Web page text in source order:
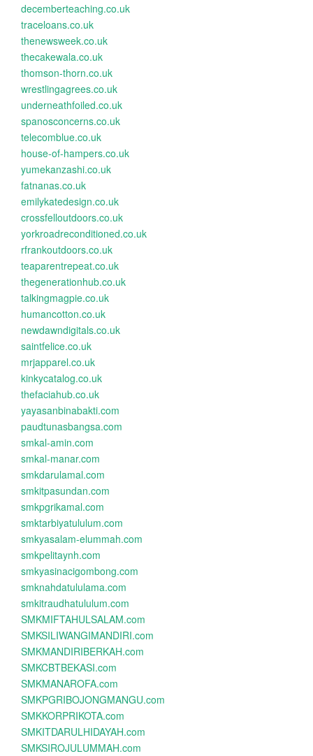
decemberteaching.co.uk
traceloans.co.uk
thenewsweek.co.uk
thecakewala.co.uk
thomson-thorn.co.uk
wrestlingagrees.co.uk
underneathfoiled.co.uk
spanosconcerns.co.uk
telecomblue.co.uk
house-of-hampers.co.uk
yumekanzashi.co.uk
fatnanas.co.uk
emilykatedesign.co.uk
crossfelloutdoors.co.uk
yorkroadreconditioned.co.uk
rfrankoutdoors.co.uk
teaparentrepeat.co.uk
thegenerationhub.co.uk
talkingmagpie.co.uk
humancotton.co.uk
newdawndigitals.co.uk
saintfelice.co.uk
mrjapparel.co.uk
kinkycatalog.co.uk
thefaciahub.co.uk
yayasanbinabakti.com
paudtunasbangsa.com
smkal-amin.com
smkal-manar.com
smkdarulamal.com
smkitpasundan.com
smkpgrikamal.com
smktarbiyatululum.com
smkyasalam-elummah.com
smkpelitaynh.com
smkyasinacigombong.com
smknahdatululama.com
smkitraudhatululum.com
SMKMIFTAHULSALAM.com
SMKSILIWANGIMANDIRI.com
SMKMANDIRIBERKAH.com
SMKCBTBEKASI.com
SMKMANAROFA.com
SMKPGRIBOJONGMANGU.com
SMKKORPRIKOTA.com
SMKITDARULHIDAYAH.com
SMKSIROJULUMMAH.com